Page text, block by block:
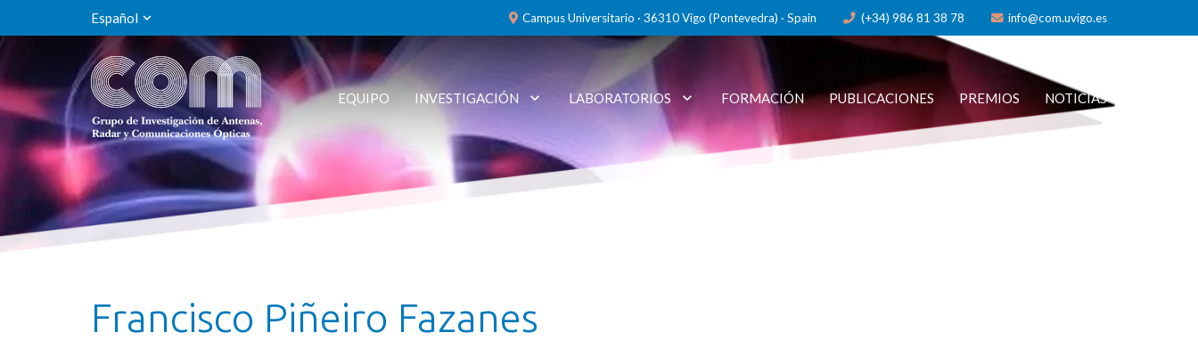
Español Campus Universitario · 36310 Vigo (Pontevedra) · Spain (+34) 986 81 38 78 info@com.uvigo.es
EQUIPO INVESTIGACIÓN LABORATORIOS FORMACIÓN PUBLICACIONES PREMIOS NOTICIAS
Francisco Piñeiro Fazanes